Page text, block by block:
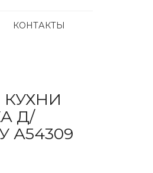
КОНТАКТЫ
КУХНИ
Д/
А54309